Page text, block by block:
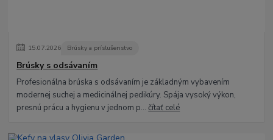
15.07.2026 Brúsky a príslušenstvo
Brúsky s odsávaním
Profesionálna brúska s odsávaním je základným vybavením
modernej suchej a medicinálnej pedikúry. Spája vysoký výkon,
presnú prácu a hygienu v jednom p...čítať celé